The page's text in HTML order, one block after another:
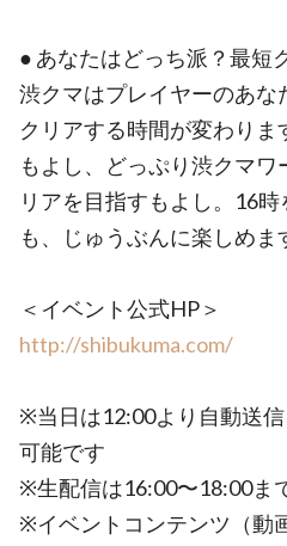
● あなたはどっち派？最短
渋クマはプレイヤーのあな
クリアする時間が変わり
もよし、どっぷり渋クマ
リアを目指すもよし。16
も、じゅうぶんに楽しめま
＜イベント公式HP＞
http://shibukuma.com/
※当日は12:00より自動送
可能です
※生配信は16:00〜18:00ま
※イベントコンテンツ（動